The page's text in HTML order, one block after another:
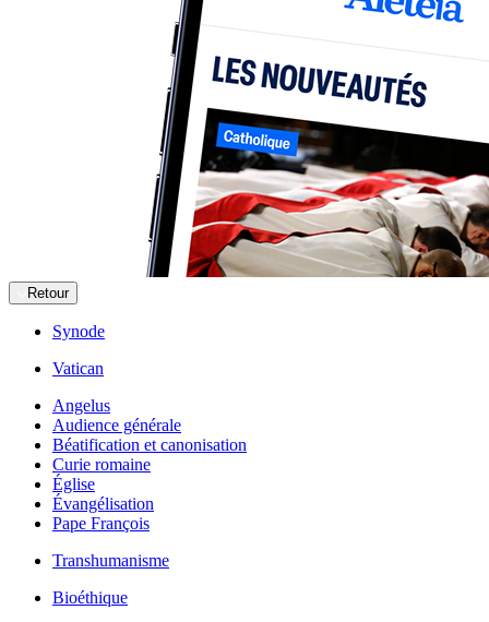
Retour
Synode
Vatican
Angelus
Audience générale
Béatification et canonisation
Curie romaine
Église
Évangélisation
Pape François
Transhumanisme
Bioéthique